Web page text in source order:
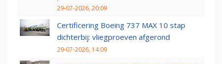
29-07-2026, 20:09
Certificering Boeing 737 MAX 10 stap
dichterbij: vliegproeven afgerond
29-07-2026, 14:09